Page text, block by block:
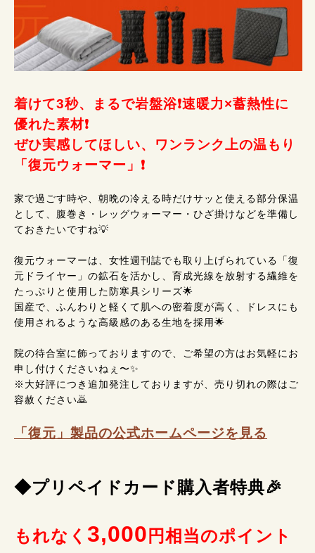
着けて3秒、まるで岩盤浴❗速暖力×蓄熱性に
優れた素材❗
ぜひ実感してほしい、ワンランク上の温もり
「復元ウォーマー」❗
家で過ごす時や、朝晩の冷える時だけサッと使える部分保温
として、腹巻き・レッグウォーマー・ひざ掛けなどを準備し
ておきたいですね💡
復元ウォーマーは、女性週刊誌でも取り上げられている「復
元ドライヤー」の鉱石を活かし、育成光線を放射する繊維を
たっぷりと使用した防寒具シリーズ🌟
国産で、ふんわりと軽くて肌への密着度が高く、ドレスにも
使用されるような高級感のある生地を採用🌟
院の待合室に飾っておりますので、ご希望の方はお気軽にお
申し付けくださいねぇ〜✨
※大好評につき追加発注しておりますが、売り切れの際はご
容赦ください🙇
「復元」製品の公式ホームページを見る
◆プリペイドカード購入者特典🎉
もれなく 3,000 円相当のポイント